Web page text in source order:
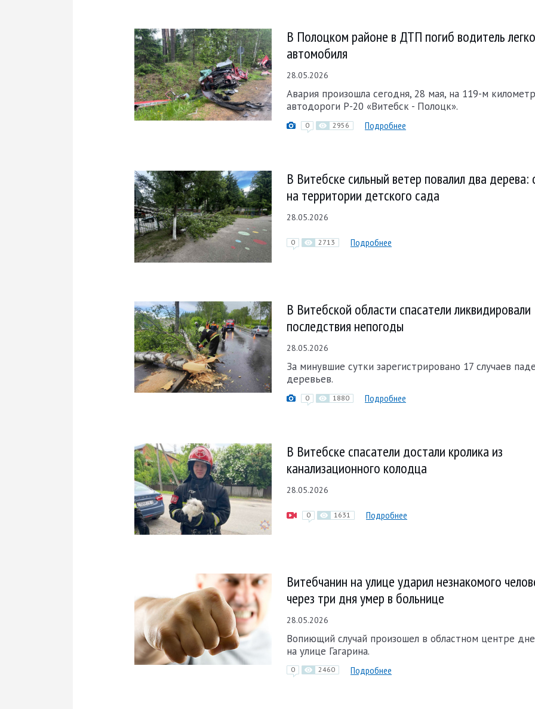
В Полоцком районе в ДТП погиб водитель
автомобиля
28.05.2026
Авария произошла сегодня, 28 мая, на 119-м
автодороги Р-20 «Витебск - Полоцк».
0 2956 Подробнее
В Витебске сильный ветер повалил два
на территории детского сада
28.05.2026
0 2713 Подробнее
В Витебской области спасатели ликвидировали
последствия непогоды
28.05.2026
За минувшие сутки зарегистрировано 17 случаев
деревьев.
0 1880 Подробнее
В Витебске спасатели достали кролика из
канализационного колодца
28.05.2026
0 1631 Подробнее
Витебчанин на улице ударил незнакомого
через три дня умер в больнице
28.05.2026
Вопиющий случай произошел в областном центре
на улице Гагарина.
0 2460 Подробнее